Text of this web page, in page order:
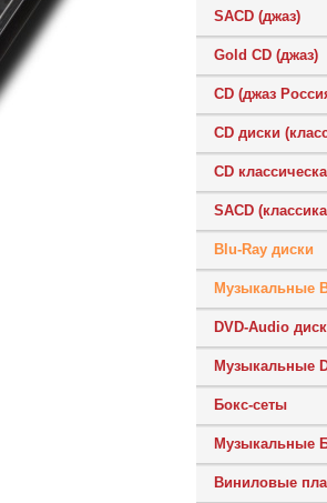
SACD (джаз)
Gold CD (джаз)
CD (джаз
CD диски
CD
SACD
Blu-Ray диски
Музыкальные
DVD-Audio
Музыкальные
Бокс-сеты
Музыкальные
Виниловые